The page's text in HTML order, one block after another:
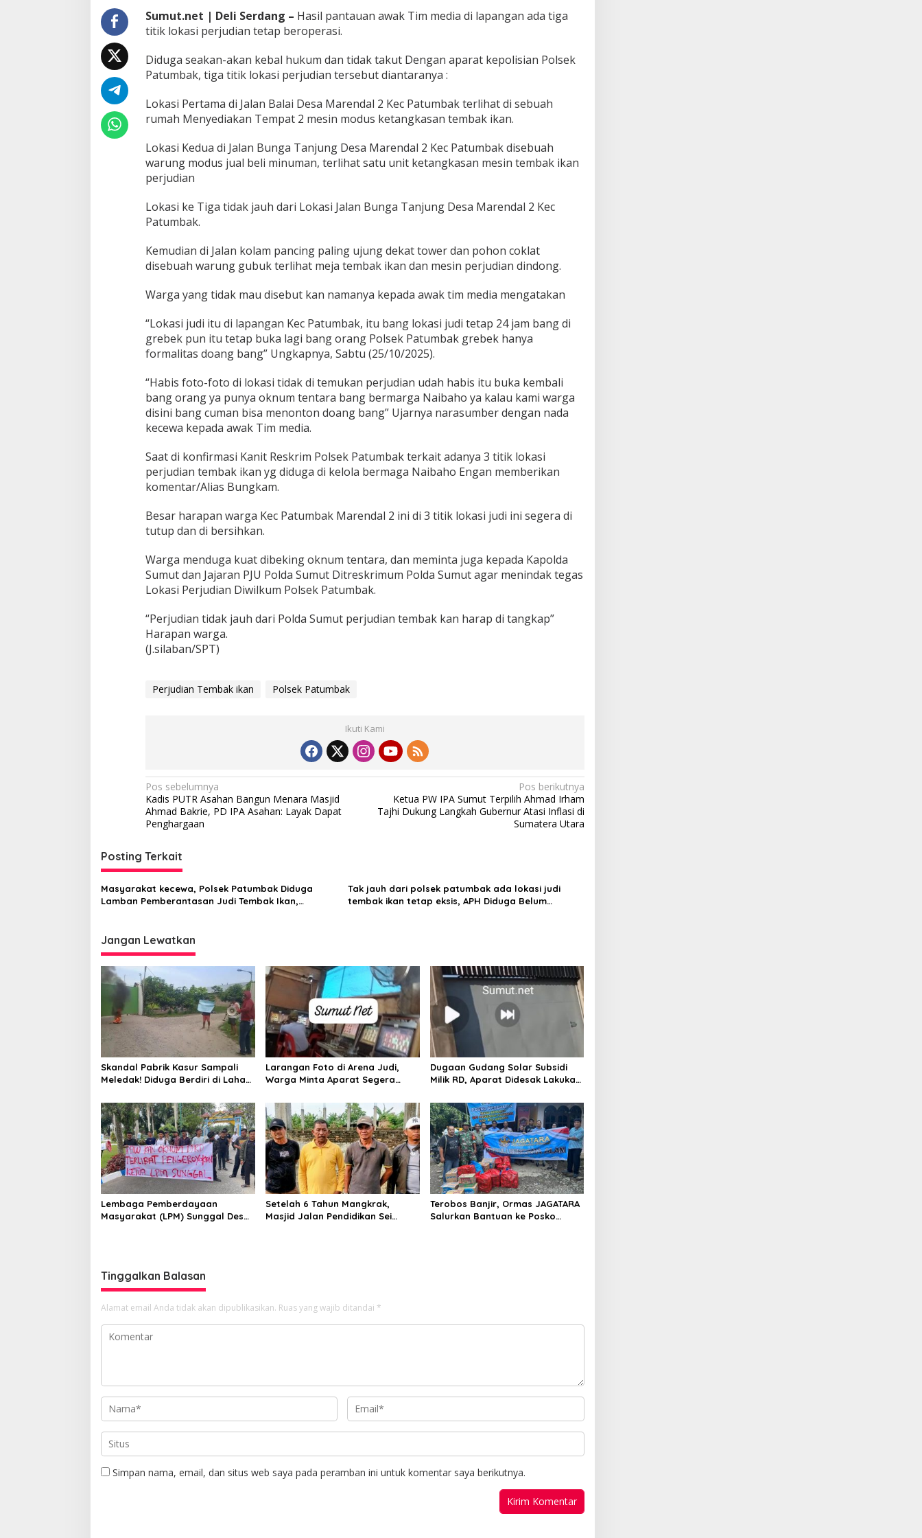
a
k
u
u
m
a
a
Sumut.net | Deli Serdang – Hasil pantauan awak Tim media di lapangan ada tiga
titik lokasi perjudian tetap beroperasi.
Diduga seakan-akan kebal hukum dan tidak takut Dengan aparat kepolisian Polsek
Patumbak, tiga titik lokasi perjudian tersebut diantaranya :
Lokasi Pertama di Jalan Balai Desa Marendal 2 Kec Patumbak terlihat di sebuah
rumah Menyediakan Tempat 2 mesin modus ketangkasan tembak ikan.
Lokasi Kedua di Jalan Bunga Tanjung Desa Marendal 2 Kec Patumbak disebuah
warung modus jual beli minuman, terlihat satu unit ketangkasan mesin tembak ikan
perjudian
Lokasi ke Tiga tidak jauh dari Lokasi Jalan Bunga Tanjung Desa Marendal 2 Kec
Patumbak.
Kemudian di Jalan kolam pancing paling ujung dekat tower dan pohon coklat
disebuah warung gubuk terlihat meja tembak ikan dan mesin perjudian dindong.
Warga yang tidak mau disebut kan namanya kepada awak tim media mengatakan
“Lokasi judi itu di lapangan Kec Patumbak, itu bang lokasi judi tetap 24 jam bang di
grebek pun itu tetap buka lagi bang orang Polsek Patumbak grebek hanya
formalitas doang bang” Ungkapnya, Sabtu (25/10/2025).
“Habis foto-foto di lokasi tidak di temukan perjudian udah habis itu buka kembali
bang orang ya punya oknum tentara bang bermarga Naibaho ya kalau kami warga
disini bang cuman bisa menonton doang bang” Ujarnya narasumber dengan nada
kecewa kepada awak Tim media.
Saat di konfirmasi Kanit Reskrim Polsek Patumbak terkait adanya 3 titik lokasi
perjudian tembak ikan yg diduga di kelola bermaga Naibaho Engan memberikan
komentar/Alias Bungkam.
Besar harapan warga Kec Patumbak Marendal 2 ini di 3 titik lokasi judi ini segera di
tutup dan di bersihkan.
Warga menduga kuat dibeking oknum tentara, dan meminta juga kepada Kapolda
Sumut dan Jajaran PJU Polda Sumut Ditreskrimum Polda Sumut agar menindak tegas
Lokasi Perjudian Diwilkum Polsek Patumbak.
“Perjudian tidak jauh dari Polda Sumut perjudian tembak kan harap di tangkap”
Harapan warga.
(J.silaban/SPT)
Perjudian Tembak ikan Polsek Patumbak
Ikuti Kami
N
a
v
i
g
a
s
p
o
s
Pos sebelumnya
Kadis PUTR Asahan Bangun Menara Masjid
Ahmad Bakrie, PD IPA Asahan: Layak Dapat
Penghargaan
Pos berikutnya
Ketua PW IPA Sumut Terpilih Ahmad Irham
Tajhi Dukung Langkah Gubernur Atasi Inflasi di
Sumatera Utara
Posting Terkait
Masyarakat kecewa, Polsek Patumbak Diduga
Lamban Pemberantasan Judi Tembak Ikan,
Tak jauh dari polsek patumbak ada lokasi judi
tembak ikan tetap eksis, APH Diduga Belum
Jangan Lewatkan
Skandal Pabrik Kasur Sampali
Meledak! Diduga Berdiri di Lahan
Mengguncang, Bupati Deli
Serdang Didesak Bertindak
Tegas!
Larangan Foto di Arena Judi,
Warga Minta Aparat Segera
Dugaan Gudang Solar Subsidi
Milik RD, Aparat Didesak Lakukan
Lembaga Pemberdayaan
Masyarakat (LPM) Sunggal Desak
Setelah 6 Tahun Mangkrak,
Masjid Jalan Pendidikan Sei
Terobos Banjir, Ormas JAGATARA
Salurkan Bantuan ke Posko
Tinggalkan Balasan
Alamat email Anda tidak akan dipublikasikan. Ruas yang wajib ditandai *
Simpan nama, email, dan situs web saya pada peramban ini untuk komentar saya berikutnya.